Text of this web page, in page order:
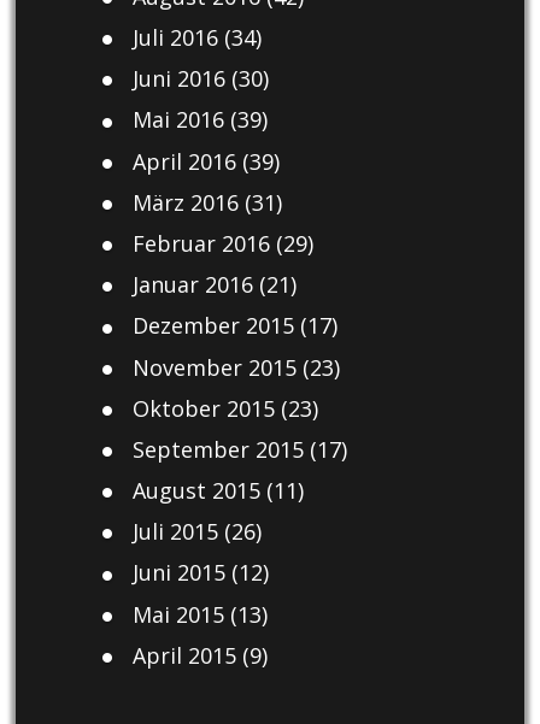
Juli 2016(34)
Juni 2016(30)
Mai 2016(39)
April 2016(39)
März 2016(31)
Februar 2016(29)
Januar 2016(21)
Dezember 2015(17)
November 2015(23)
Oktober 2015(23)
September 2015(17)
August 2015(11)
Juli 2015(26)
Juni 2015(12)
Mai 2015(13)
April 2015(9)